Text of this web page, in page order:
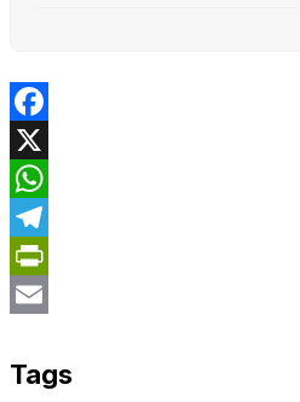
Facebook
X
WhatsApp
Telegram
PrintFriendly
Tags